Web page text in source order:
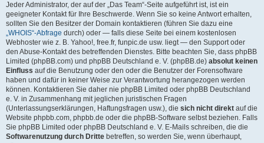
Jeder Administrator, der auf der „Das Team“-Seite aufgeführt ist, ist ein
geeigneter Kontakt für Ihre Beschwerde. Wenn Sie so keine Antwort erhalten,
sollten Sie den Besitzer der Domain kontaktieren (führen Sie dazu eine
„WHOIS“-Abfrage durch) oder — falls diese Seite bei einem kostenlosen
Webhoster wie z. B. Yahoo!, free.fr, funpic.de usw. liegt — den Support oder
den Abuse-Kontakt des betreffenden Dienstes. Bitte beachten Sie, dass phpBB
Limited (phpBB.com) und phpBB Deutschland e. V. (phpBB.de) absolut keinen
Einfluss auf die Benutzung oder den oder die Benutzer der Forensoftware
haben und dafür in keiner Weise zur Verantwortung herangezogen werden
können. Kontaktieren Sie daher nie phpBB Limited oder phpBB Deutschland
e. V. in Zusammenhang mit jeglichen juristischen Fragen
(Unterlassungserklärungen, Haftungsfragen usw.), die sich nicht direkt auf die
Website phpbb.com, phpbb.de oder die phpBB-Software selbst beziehen. Falls
Sie phpBB Limited oder phpBB Deutschland e. V. E-Mails schreiben, die die
Softwarenutzung durch Dritte betreffen, so werden Sie, wenn überhaupt,